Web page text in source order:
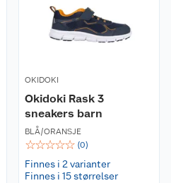
OKIDOKI
Okidoki Rask 3
sneakers barn
BLÅ/ORANSJE
☆☆☆☆☆ (0)
Finnes i 2 varianter
Finnes i 15 størrelser